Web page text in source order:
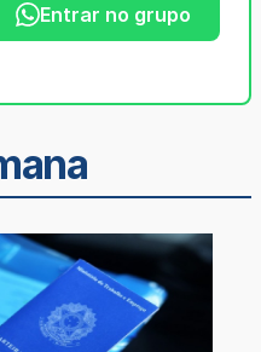
Entrar no grupo